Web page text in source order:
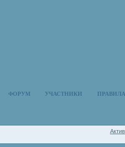
ФОРУМ УЧАСТНИКИ ПРАВИЛА